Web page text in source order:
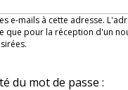
e-mails à cette adresse.
que pour la réception d'un
du mot de passe :